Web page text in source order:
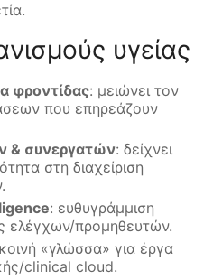
υγείας
φροντίδας: μειώνει τον
που επηρεάζουν
& συνεργατών: δείχνει
στη διαχείριση
: ευθυγράμμιση
ελέγχων/προμηθευτών.
«γλώσσα» για έργα
clinical cloud.